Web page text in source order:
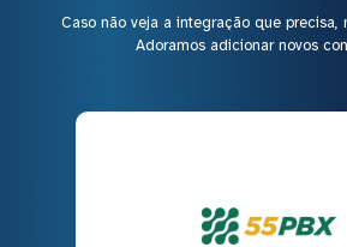
Caso não veja a integração que precisa,
Adoramos adicionar novos